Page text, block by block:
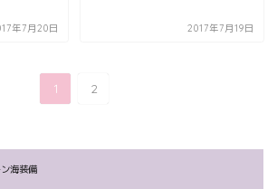
年7月20日 2017年7月19日
1 2
海装備